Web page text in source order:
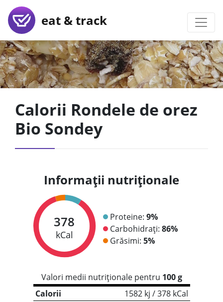
eat & track
Calorii Rondele de orez
Bio Sondey
Informații nutriționale
378
kCal
Proteine: 9%
Carbohidrați: 86%
Grăsimi: 5%
Valori medii nutriționale pentru 100 g
Calorii
1582 kj / 378 kCal